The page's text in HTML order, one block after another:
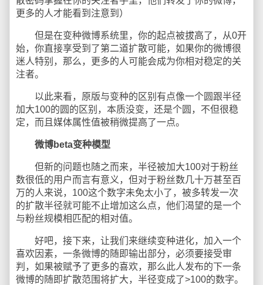
更多的人才能看到注意到）
但是在变种微博系统里，你的起点被拔高了，从0开
始，你直接享受到了第二道扩散可能，如果你的微博很
迷人特别，那么，更多的人可能会成为你相对稳定的关
注者。
以此来看，原版与变种的区别有点像一个圆跟半径
加大100的圆的区别，本质没变，还是个圆，不但很稳
定，而且媒体属性值被稍微提高了一点。
微博beta变种模型
但新的问题也随之而来，半径被加大100对于粉丝
数很低的用户而言有意义，但对于粉丝数几十万甚至百
万的人来说，100这个数字未免太小了，被多转发一次
的扩散半径就可能不止增加这么点，他们渴望的是一个
与粉丝规模相匹配的相对值。
好吧，接下来，让我们来继续变种进化，加入一个
喜欢因素，一条微博的随即输出部分，必须要接受审
判，如果被赋予了更多的喜欢，那么此人发布的下一条
微博的随即扩散范围将扩大，半径变成了>100的数字。